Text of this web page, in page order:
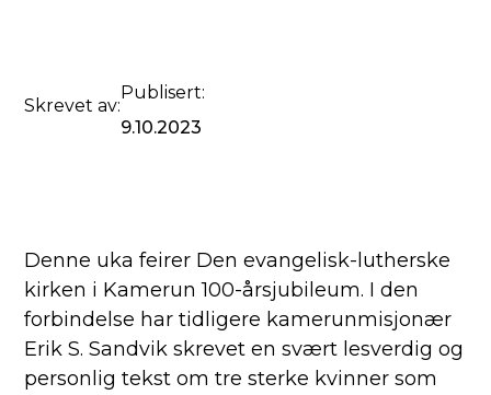
Skrevet av:
Publisert:
9.10.2023
Denne uka feirer Den evangelisk-lutherske
kirken i Kamerun 100-årsjubileum. I den
forbindelse har tidligere kamerunmisjonær
Erik S. Sandvik skrevet en svært lesverdig og
personlig tekst om tre sterke kvinner som